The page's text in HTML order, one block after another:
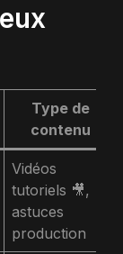
Type de
contenu
Vidéos
tutoriels 🎥,
astuces
production